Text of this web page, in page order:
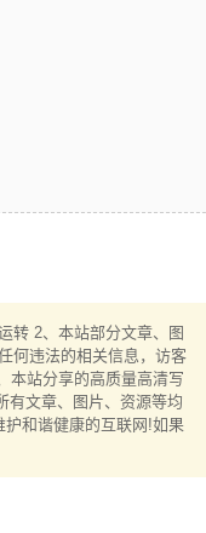
转 2、本站部分文章、图
何违法的相关信息，访客
本站分享的高质量高清写
有文章、图片、资源等均
和谐健康的互联网!如果